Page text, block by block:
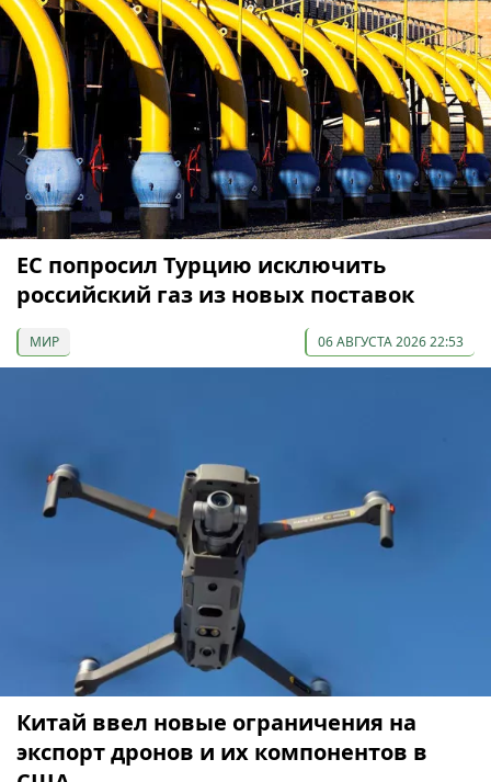
ЕС попросил Турцию исключить
российский газ из новых поставок
МИР 06 АВГУСТА 2026 22:53
Китай ввел новые ограничения на
экспорт дронов и их компонентов в